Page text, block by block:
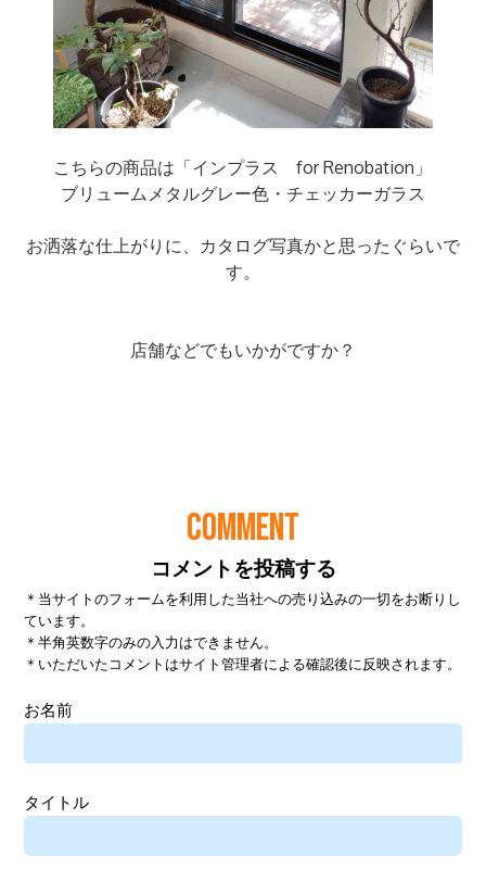
COMMENT
コメントを投稿する
＊当サイトのフォームを利用した当社への売り込みの一切をお断りし
ています。
＊半角英数字のみの入力はできません。
＊いただいたコメントはサイト管理者による確認後に反映されます。
お名前
タイトル